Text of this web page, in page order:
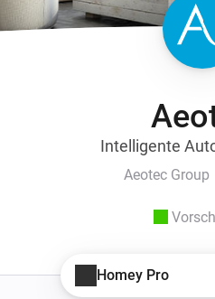
Intelligente
Aeotec Group
Homey Pro